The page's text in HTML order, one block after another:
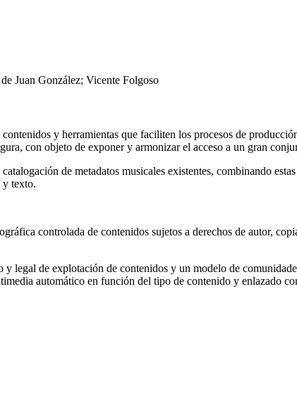
Juan González; Vicente Folgoso
y herramientas que faciliten los procesos de
con objeto de exponer y armonizar el acceso a un gran
de metadatos musicales existentes, combinando
y texto.
controlada de contenidos sujetos a derechos de autor,
legal de explotación de contenidos y un modelo de
automático en función del tipo de contenido y enlazado